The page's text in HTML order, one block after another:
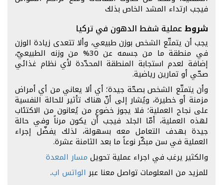
فيجب ارتداء المشد الخاص بذلك
شروطعملية شفط الدهون في تركيا
يجب أن يتمتّع الشخص بوزن طبيعي، وألا تتعدى زيادة الوزن
في منطقة ما من جسمه عن 30% من وزنه الطبيعيّ،
إضافة لعدم استجابة المنطقة المحدّدة لأي نظام غذائي
صحّي أو تمارين رياضية.
وأن يتمتّع الشخص بصحّة جيدة؛ أي ألا يعاني من أي أمراض
مزمنة أو خطيرة، ويُشار إلى أنّ هناك تأثير للحالة النفسية
على نجاح العملية؛ فلا يجوز خضوع من يُعانون من الاكتئاب
لهذه العملية، أمّا الجلد فيجب أن يكون مرناً وفي حالة
جيدة بهدف التعامل معه بسهولة، لذلك يفضّل إجراء
العملية في سن مبكّر نوعاً ما بعد الثامنة عشرة.
والكثير يرغب في اجراء عملية تحويل مسار المعدة
للمزيد من المعلومات تواصل معنا عبر الواتس اب.